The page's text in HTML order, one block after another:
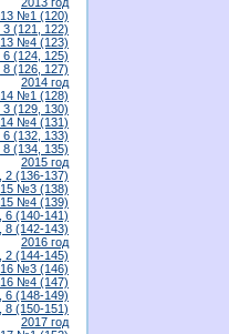
№1 (120)
(121, 122)
№4 (123)
(124, 125)
(126, 127)
2014 год
№1 (128)
(129, 130)
№4 (131)
(132, 133)
(134, 135)
2015 год
(136-137)
№3 (138)
№4 (139)
(140-141)
(142-143)
2016 год
(144-145)
№3 (146)
№4 (147)
(148-149)
(150-151)
2017 год